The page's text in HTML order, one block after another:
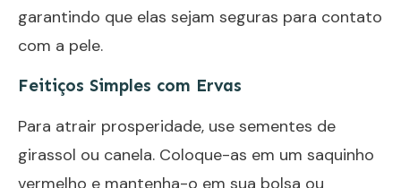
garantindo que elas sejam seguras para contato
com a pele.
Feitiços Simples com Ervas
Para atrair prosperidade, use sementes de
girassol ou canela. Coloque-as em um saquinho
vermelho e mantenha-o em sua bolsa ou